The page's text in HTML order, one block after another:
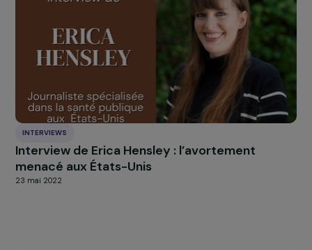
ARTICLES
Focus sur l’accès à l’éducation des filles
monde
17 septembre 2019